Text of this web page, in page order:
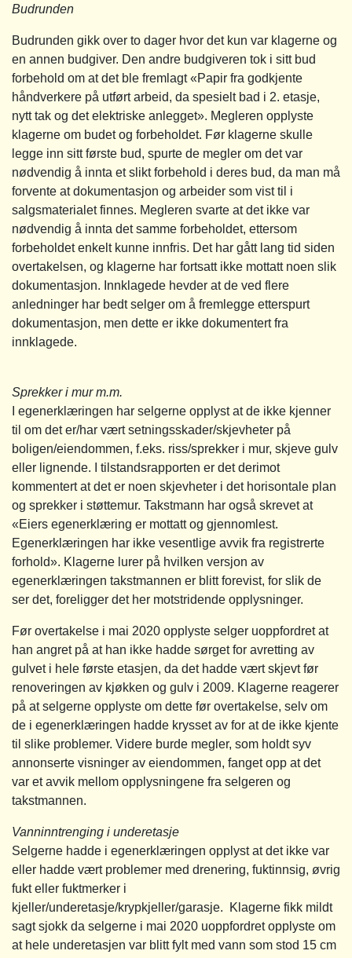
Budrunden
Budrunden gikk over to dager hvor det kun var klagerne og
en annen budgiver. Den andre budgiveren tok i sitt bud
forbehold om at det ble fremlagt «Papir fra godkjente
håndverkere på utført arbeid, da spesielt bad i 2. etasje,
nytt tak og det elektriske anlegget». Megleren opplyste
klagerne om budet og forbeholdet. Før klagerne skulle
legge inn sitt første bud, spurte de megler om det var
nødvendig å innta et slikt forbehold i deres bud, da man må
forvente at dokumentasjon og arbeider som vist til i
salgsmaterialet finnes. Megleren svarte at det ikke var
nødvendig å innta det samme forbeholdet, ettersom
forbeholdet enkelt kunne innfris. Det har gått lang tid siden
overtakelsen, og klagerne har fortsatt ikke mottatt noen slik
dokumentasjon. Innklagede hevder at de ved flere
anledninger har bedt selger om å fremlegge etterspurt
dokumentasjon, men dette er ikke dokumentert fra
innklagede.
Sprekker i mur m.m.
I egenerklæringen har selgerne opplyst at de ikke kjenner
til om det er/har vært setningsskader/skjevheter på
boligen/eiendommen, f.eks. riss/sprekker i mur, skjeve gulv
eller lignende. I tilstandsrapporten er det derimot
kommentert at det er noen skjevheter i det horisontale plan
og sprekker i støttemur. Takstmann har også skrevet at
«Eiers egenerklæring er mottatt og gjennomlest.
Egenerklæringen har ikke vesentlige avvik fra registrerte
forhold». Klagerne lurer på hvilken versjon av
egenerklæringen takstmannen er blitt forevist, for slik de
ser det, foreligger det her motstridende opplysninger.
Før overtakelse i mai 2020 opplyste selger uoppfordret at
han angret på at han ikke hadde sørget for avretting av
gulvet i hele første etasjen, da det hadde vært skjevt før
renoveringen av kjøkken og gulv i 2009. Klagerne reagerer
på at selgerne opplyste om dette før overtakelse, selv om
de i egenerklæringen hadde krysset av for at de ikke kjente
til slike problemer. Videre burde megler, som holdt syv
annonserte visninger av eiendommen, fanget opp at det
var et avvik mellom opplysningene fra selgeren og
takstmannen.
Vanninntrenging i underetasje
Selgerne hadde i egenerklæringen opplyst at det ikke var
eller hadde vært problemer med drenering, fuktinnsig, øvrig
fukt eller fuktmerker i
kjeller/underetasje/krypkjeller/garasje. Klagerne fikk mildt
sagt sjokk da selgerne i mai 2020 uoppfordret opplyste om
at hele underetasjen var blitt fylt med vann som stod 15 cm